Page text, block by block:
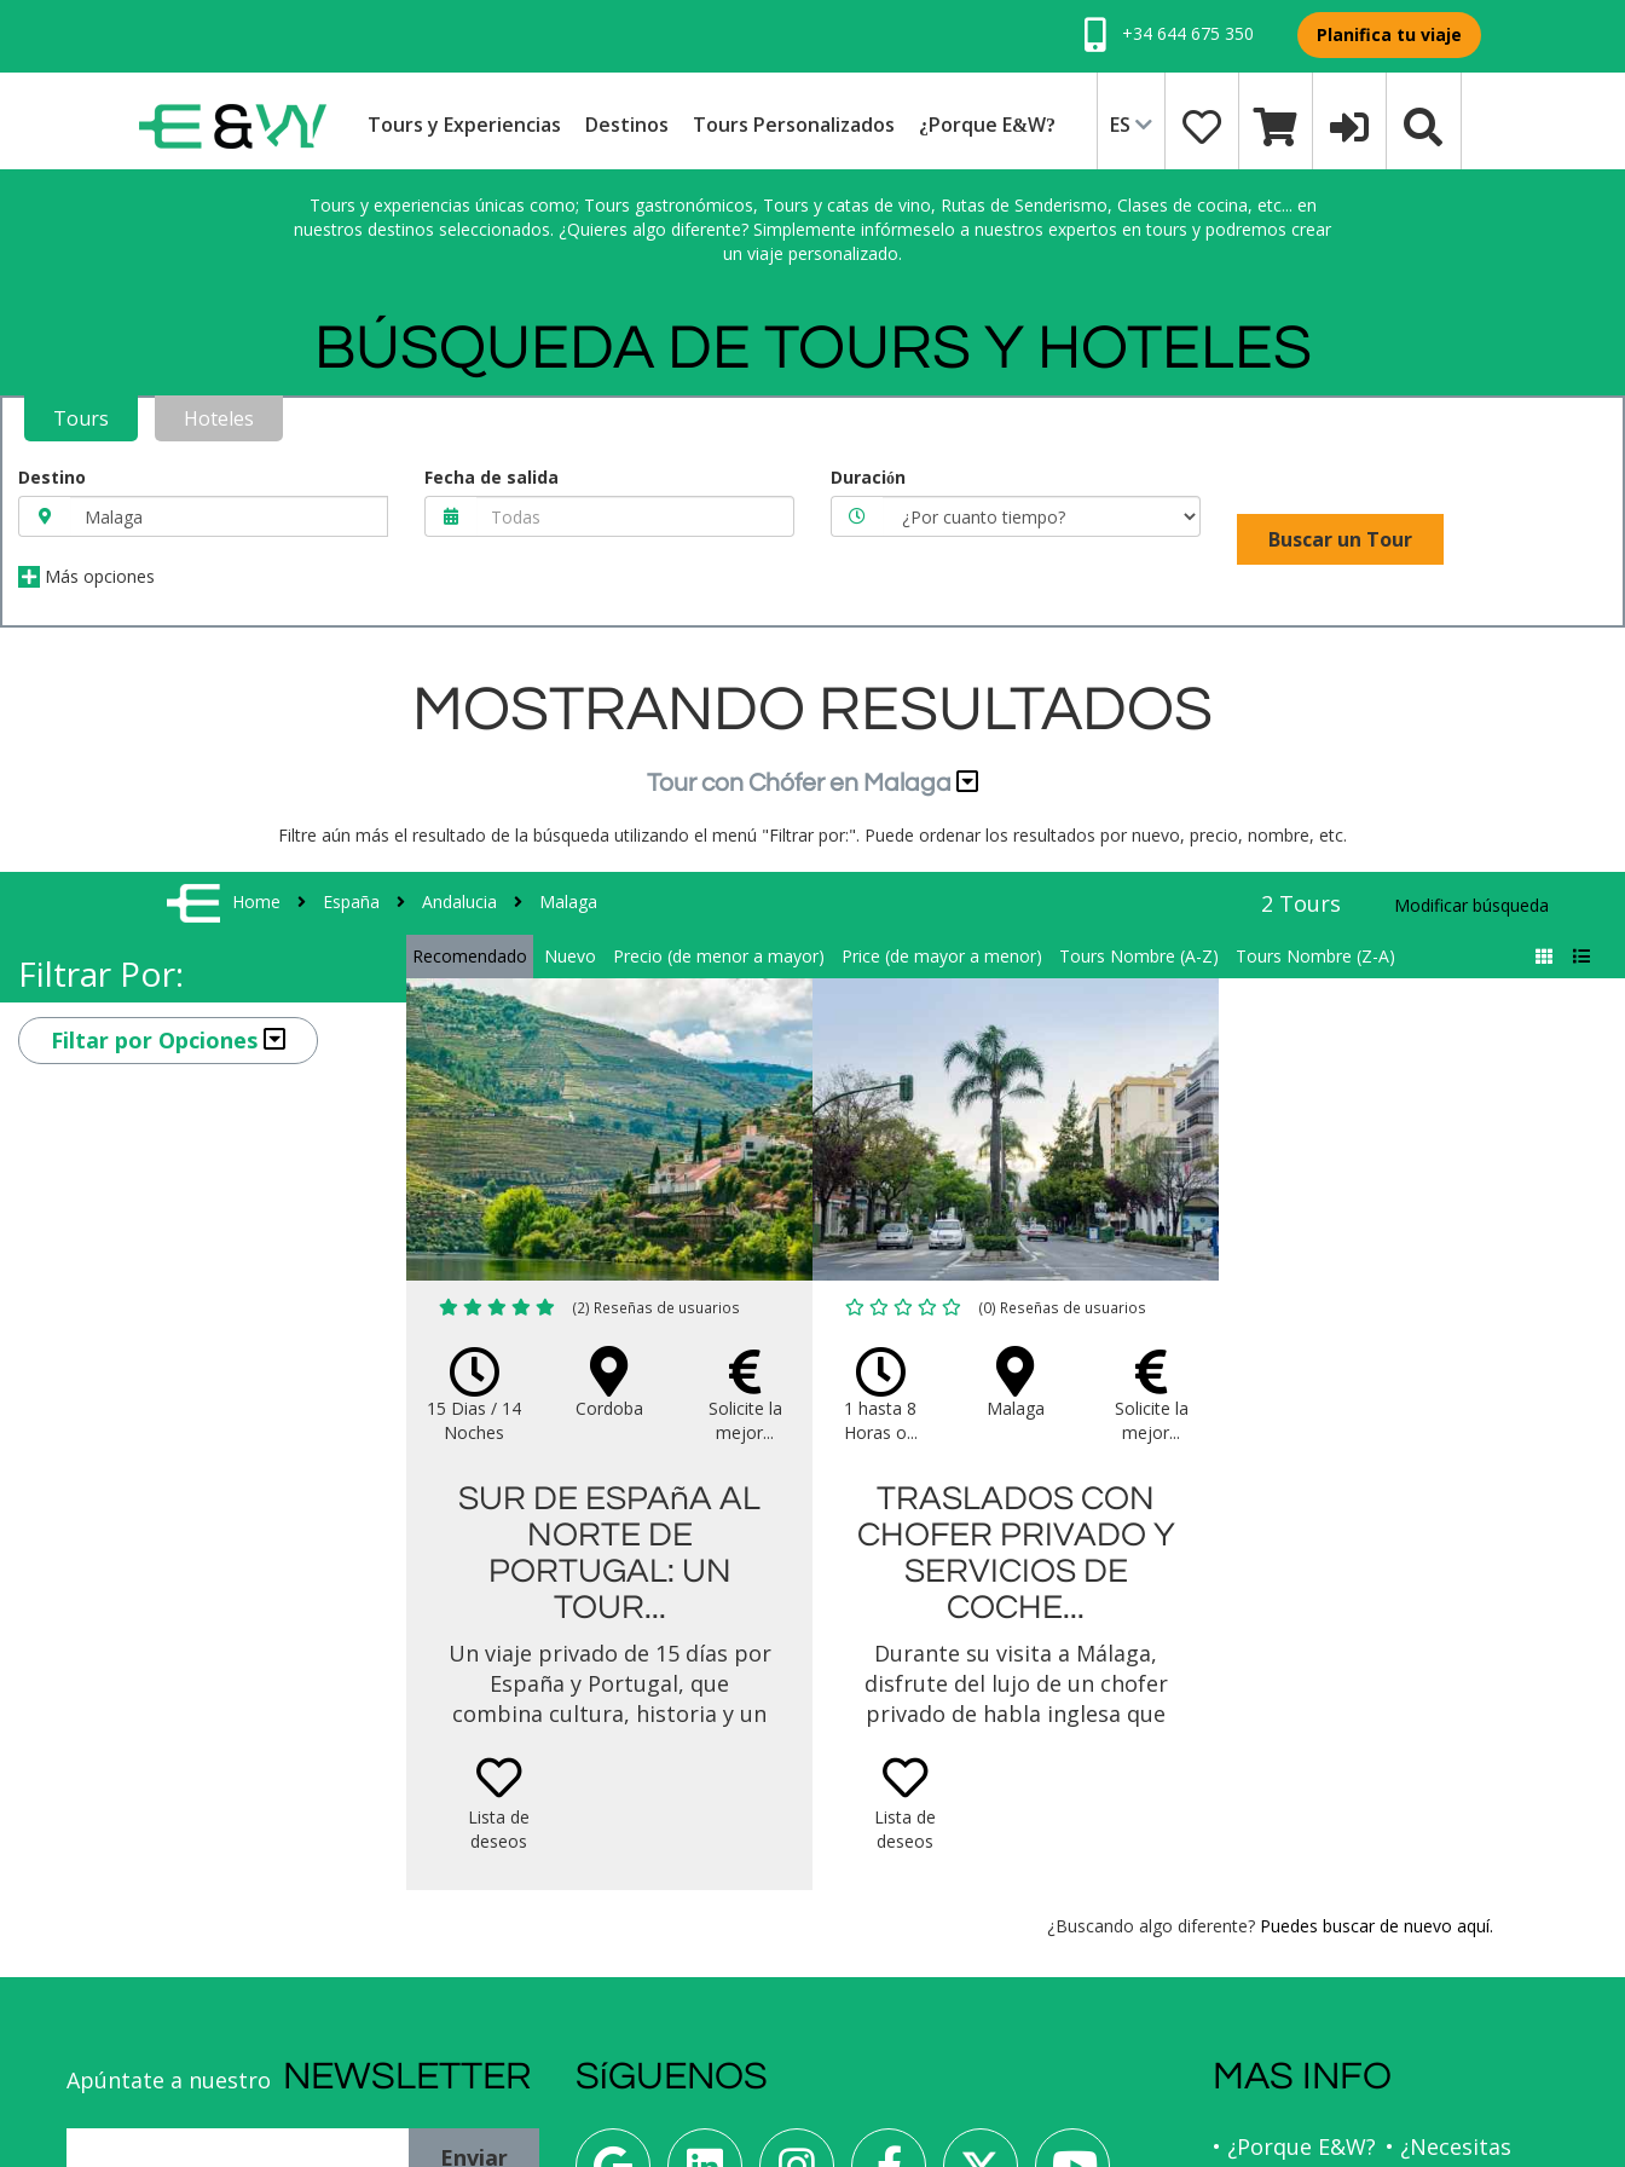
+34 644 675 350 Planifica tu viaje
Tours y Experiencias Destinos Tours Personalizados ¿Porque E&W? ES
Tours y experiencias únicas como; Tours gastronómicos, Tours y catas de vino, Rutas de Senderismo, Clases de cocina, etc... en
nuestros destinos seleccionados. ¿Quieres algo diferente? Simplemente infórmeselo a nuestros expertos en tours y podremos crear
un viaje personalizado.
BÚSQUEDA DE TOURS Y HOTELES
Tours Hoteles
Destino Fecha de salida Duración
Buscar un Tour
Más opciones
MOSTRANDO RESULTADOS
Tour con Chófer en Malaga
Filtre aún más el resultado de la búsqueda utilizando el menú "Filtrar por:". Puede ordenar los resultados por nuevo, precio, nombre, etc.
Home España Andalucia Malaga 2 Tours Modificar búsqueda
Filtrar Por:
Filtar por Opciones
Recomendado Nuevo Precio (de menor a mayor) Price (de mayor a menor) Tours Nombre (A-Z) Tours Nombre (Z-A)
(2) Reseñas de usuarios
15 Dias / 14
Noches
Cordoba
Solicite la
mejor...
SUR DE ESPAñA AL
NORTE DE
PORTUGAL: UN
TOUR...
Un viaje privado de 15 días por
España y Portugal, que
combina cultura, historia y un
de tours guiados por expertos,
hoteles cuidadosamente
seleccionados y gastronomía
Lista de
deseos
(0) Reseñas de usuarios
1 hasta 8
Horas o...
Malaga
Solicite la
mejor...
TRASLADOS CON
CHOFER PRIVADO Y
SERVICIOS DE
COCHE...
Durante su visita a Málaga,
disfrute del lujo de un chofer
privado de habla inglesa que
realizar una enriquecedora
excursión a Granada.
Lista de
deseos
¿Buscando algo diferente? Puedes buscar de nuevo aquí.
Apúntate a nuestro NEWSLETTER
Enviar
SíGUENOS MAS INFO
• ¿Porque E&W? • ¿Necesitas